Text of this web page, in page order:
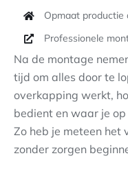
Opmaat productie
Professionele
Na de montage
tijd om alles door te
overkapping werkt,
bedient en waar je
Zo heb je meteen het
zonder zorgen